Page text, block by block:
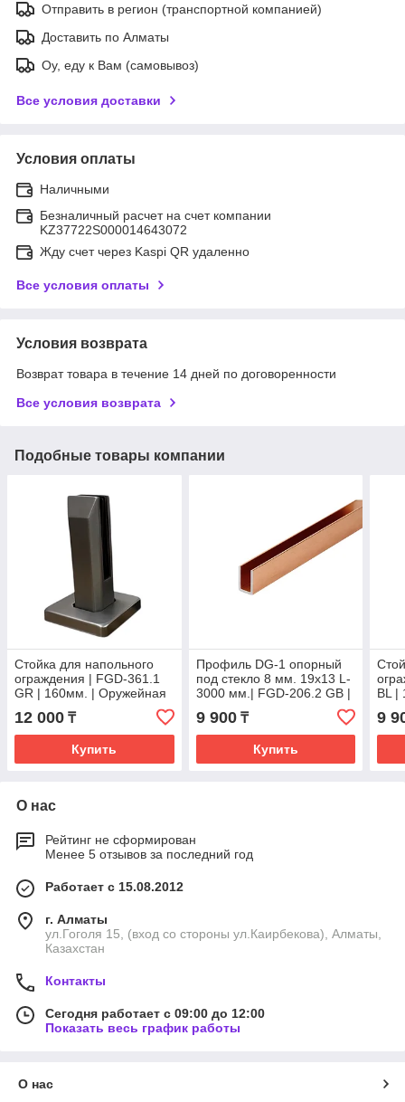
Отправить в регион (транспортной компанией)
Доставить по Алматы
Оу, еду к Вам (самовывоз)
Все условия доставки
Условия оплаты
Наличными
Безналичный расчет на счет компании
KZ37722S000014643072
Жду счет через Kaspi QR удаленно
Все условия оплаты
Условия возврата
Возврат товара в течение 14 дней по договоренности
Все условия возврата
Подобные товары компании
Стойка для напольного
ограждения | FGD-361.1
GR | 160мм. | Оружейная
12 000 ₸
Купить
Профиль DG-1 опорный
под стекло 8 мм. 19х13 L-
3000 мм.| FGD-206.2 GB |
Матовое золото
9 900₸
Купить
BL |
9
О нас
Рейтинг не сформирован
Менее 5 отзывов за последний год
Работает с 15.08.2012
г. Алматы
ул.Гоголя 15, (вход со стороны ул.Каирбекова), Алматы,
Казахстан
Контакты
Сегодня работает с 09:00 до 12:00
Показать весь график работы
О нас